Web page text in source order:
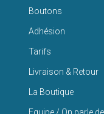
Boutons
Adhésion
Tarifs
Livraison & Retour
La Boutique